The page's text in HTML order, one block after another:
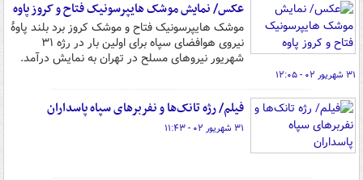
عکس/ نمایش موشک هایپرسونیک فتاح و کروز پاوه
موشک هایپرسونیک فتاح و موشک کروز برد بلند پاوۀ
نیروی هوافضای سپاه برای اولین بار در رژه ۳۱
شهریور نیروهای مسلح در تهران به نمایش درآمد.
۳۱ شهریور ۰۲ - ۱۲:۰۵
فیلم/ رژه تانک‌ها و نفربرهای سپاه پاسداران
۳۱ شهریور ۰۲ - ۱۱:۴۳